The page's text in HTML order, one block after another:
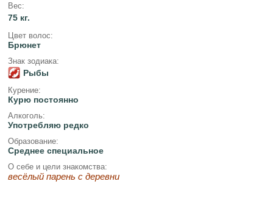
Вес:
75 кг.
Цвет волос:
Брюнет
Знак зодиака:
Рыбы
Курение:
Курю постоянно
Алкоголь:
Употребляю редко
Образование:
Среднее специальное
О себе и цели знакомства:
весёлый парень с деревни